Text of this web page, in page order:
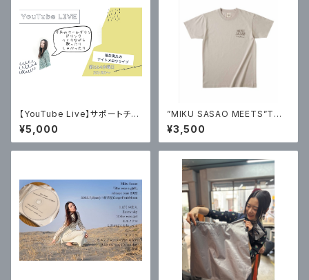
【YouTube Live】サポートチケ
ット
¥5,000
”MIKU SASAO MEETS”Tシャ
ツ
¥3,500